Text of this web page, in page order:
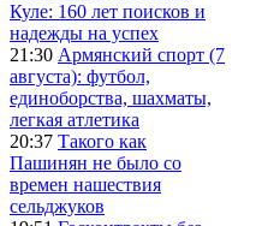
Куле: 160 лет поисков и
надежды на успех
21:30 Армянский спорт (7
августа): футбол,
единоборства, шахматы,
легкая атлетика
20:37 Такого как
Пашинян не было со
времен нашествия
сельджуков